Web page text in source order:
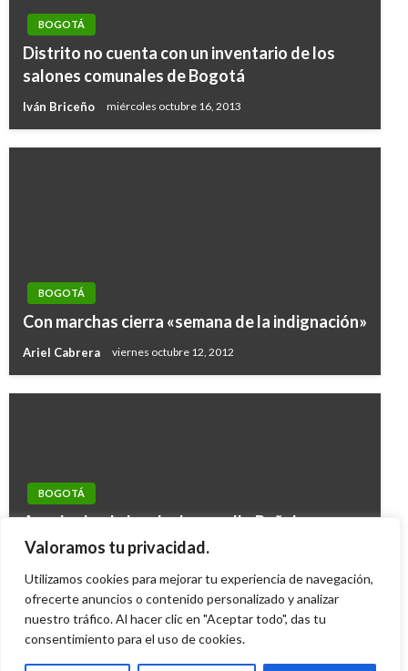
Valoramos tu privacidad.
Utilizamos cookies para mejorar tu experiencia de navegación,
ofrecerte anuncios o contenido personalizado y analizar
nuestro tráfico. Al hacer clic en "Aceptar todo", das tu
consentimiento para el uso de cookies.
BOGOTÁ
Distrito no cuenta con un inventario de los
salones comunales de Bogotá
Iván Briceño miércoles octubre 16, 2013
BOGOTÁ
Con marchas cierra «semana de la indignación»
Ariel Cabrera viernes octubre 12, 2012
BOGOTÁ
Aprobado el plan de desarrollo Peñalosa, que
incluye venta de ETB, peajes urbanos y pago
Giovanni Alarcón M. martes mayo 31, 2016